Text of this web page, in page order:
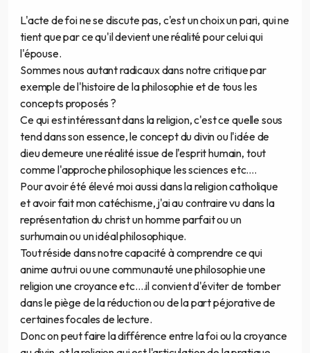
L'acte de foi ne se discute pas, c'est un choix un pari, qui ne
tient que par ce qu'il devient une réalité pour celui qui
l'épouse.
Sommes nous autant radicaux dans notre critique par
exemple de l'histoire de la philosophie et de tous les
concepts proposés ?
Ce qui est intéressant dans la religion, c'est ce quelle sous
tend dans son essence, le concept du divin ou l'idée de
dieu demeure une réalité issue de l'esprit humain, tout
comme l'approche philosophique les sciences etc....
Pour avoir été élevé moi aussi dans la religion catholique
et avoir fait mon catéchisme, j'ai au contraire vu dans la
représentation du christ un homme parfait ou un
surhumain ou un idéal philosophique.
Tout réside dans notre capacité à comprendre ce qui
anime autrui ou une communauté une philosophie une
religion une croyance etc....il convient d'éviter de tomber
dans le piège de la réduction ou de la part péjorative de
certaines focales de lecture.
Donc on peut faire la différence entre la foi ou la croyance